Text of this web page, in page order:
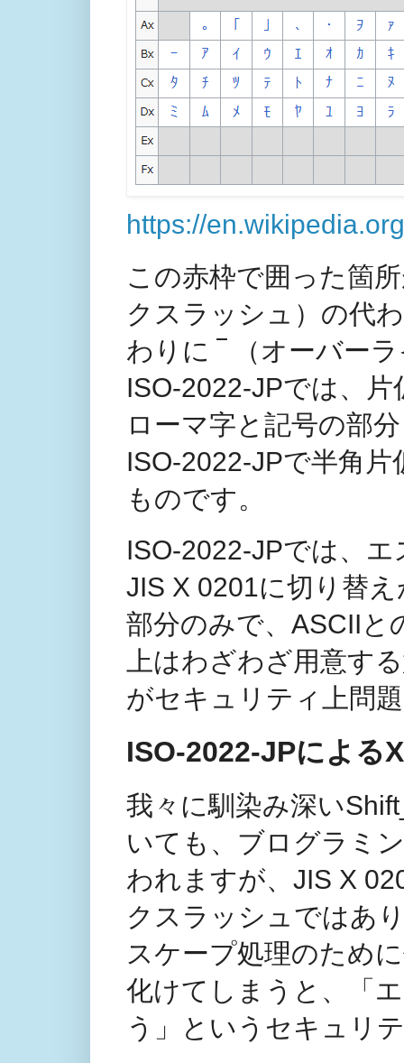
https://
この赤枠で囲った箇
クスラッシュ）の代
わりに ‾ （オーバー
ISO-2022-JPでは、
ローマ字と記号の部
ISO-2022-JPで半角
ものです。
ISO-2022-JPでは、
JIS X 0201に切り替
部分のみで、ASCII
上はわざわざ用意す
がセキュリティ上問
ISO-2022-JPによる
我々に馴染み深い
いても、ブログラミ
われますが、JIS X
クスラッシュではあ
スケープ処理のため
化けてしまうと、「
う」というセキュリ